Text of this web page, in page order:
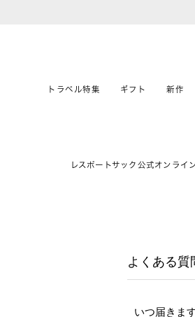
トラベル特集 ギフト 新作
レスポートサック公式オンライ
よくある質
いつ届きま